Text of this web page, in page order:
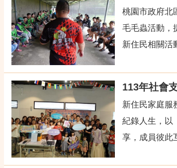
桃園市政府北
毛毛蟲活動，
新住民相關活
113年社會
新住民家庭服
紀錄人生，以
享，成員彼此